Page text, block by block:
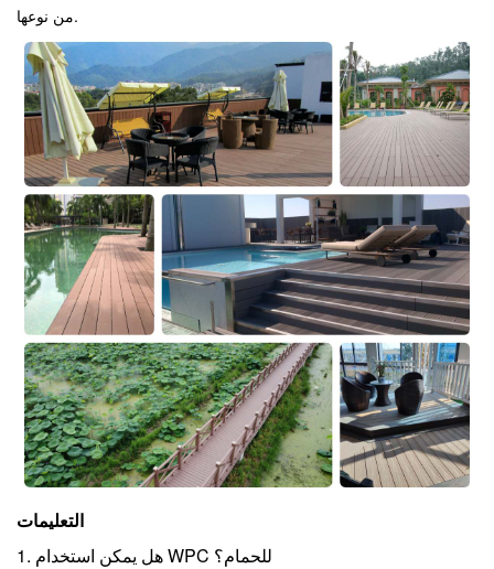
من نوعها.
التعليمات
1. هل يمكن استخدام WPC للحمام؟